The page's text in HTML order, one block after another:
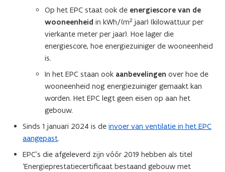
n
i
u
Op het EPC staat ook de energiescore van de
wooneenheid in kWh/(m² jaar) (kilowattuur per
vierkante meter per jaar). Hoe lager die
energiescore, hoe energiezuiniger de wooneenheid
is.
In het EPC staan ook aanbevelingen over hoe de
wooneenheid nog energiezuiniger gemaakt kan
worden. Het EPC legt geen eisen op aan het
gebouw.
Sinds 1 januari 2024 is de invoer van ventilatie in het EPC
aangepast.
EPC’s die afgeleverd zijn vóór 2019 hebben als titel
‘Energieprestatiecertificaat bestaand gebouw met